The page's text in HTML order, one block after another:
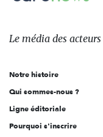
Le
des
l'engagement
Le média des acteurs
Notre histoire
Qui sommes-nous ?
Ligne éditoriale
Pourquoi s'inscrire